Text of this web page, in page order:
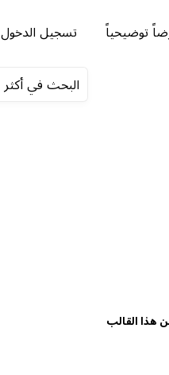
توضيحياً تسجيل الدخول
هذا القالب